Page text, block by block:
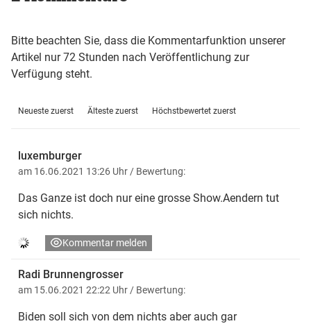
Bitte beachten Sie, dass die Kommentarfunktion unserer
Artikel nur 72 Stunden nach Veröffentlichung zur
Verfügung steht.
Neueste zuerst Älteste zuerst Höchstbewertet zuerst
luxemburger
am 16.06.2021 13:26 Uhr / Bewertung:
Das Ganze ist doch nur eine grosse Show.Aendern tut
sich nichts.
Kommentar melden
Radi Brunnengrosser
am 15.06.2021 22:22 Uhr / Bewertung:
Biden soll sich von dem nichts aber auch gar